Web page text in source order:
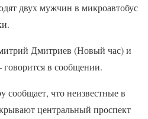
двух мужчин в микроавтобус
Дмитриев (Новый час) и
в сообщении.
сообщает, что неизвестные в
центральный проспект